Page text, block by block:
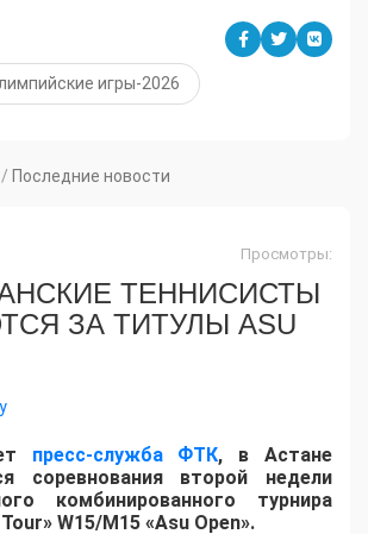
игры-2026
/ Последние новости
Просмотры:
ТЕННИСИСТЫ
ЗА ТИТУЛЫ ASU
пресс-служба ФТК, в Астане
соревнования второй недели
комбинированного турнира
W15/M15 «Asu Open».